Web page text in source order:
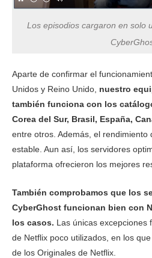
Los episodios cargaron en solo
Aparte de confirmar el
Unidos y Reino Unido, nuestro
también funciona con los
Corea del Sur, Brasil, España,
entre otros. Además, el rendimiento
estable. Aun así, los servidores
plataforma ofrecieron los mejores
También comprobamos que los
CyberGhost funcionan bien con
los casos. Las únicas excepciones
de Netflix poco utilizados, en los
de los Originales de Netflix.